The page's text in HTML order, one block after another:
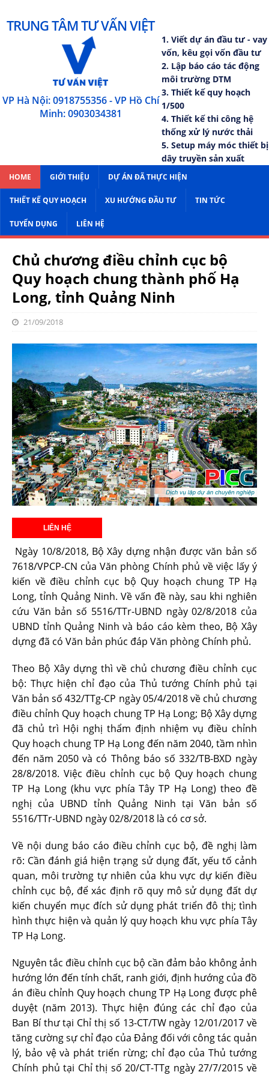
TRUNG TÂM TƯ VẤN VIỆT
VP Hà Nội: 0918755356 - VP Hồ Chí
Minh: 0903034381
1. Viết dự án đầu tư - vay
vốn, kêu gọi vốn đầu tư
2. Lập báo cáo tác động
môi trường DTM
3. Thiết kế quy hoạch
1/500
4. Thiết kế thi công hệ
thống xử lý nước thải
5. Setup máy móc thiết bị
dây truyền sản xuất
HOME GIỚI THIỆU DỰ ÁN ĐÃ THỰC HIỆN
THIẾT KẾ QUY HOẠCH XU HƯỚNG ĐẦU TƯ TIN TỨC
TUYỂN DỤNG LIÊN HỆ
Chủ chương điều chỉnh cục bộ
Quy hoạch chung thành phố Hạ
Long, tỉnh Quảng Ninh
21/09/2018
Ngày 10/8/2018, Bộ Xây dựng nhận được văn bản số
7618/VPCP-CN của Văn phòng Chính phủ về việc lấy ý
kiến về điều chỉnh cục bộ Quy hoạch chung TP Hạ
Long, tỉnh Quảng Ninh. Về vấn đề này, sau khi nghiên
cứu Văn bản số 5516/TTr-UBND ngày 02/8/2018 của
UBND tỉnh Quảng Ninh và báo cáo kèm theo, Bộ Xây
dựng đã có Văn bản phúc đáp Văn phòng Chính phủ.
Theo Bộ Xây dựng thì về chủ chương điều chỉnh cục
bộ: Thực hiện chỉ đạo của Thủ tướng Chính phủ tại
Văn bản số 432/TTg-CP ngày 05/4/2018 về chủ chương
điều chỉnh Quy hoạch chung TP Hạ Long; Bộ Xây dựng
đã chủ trì Hội nghị thẩm định nhiệm vụ điều chỉnh
Quy hoạch chung TP Hạ Long đến năm 2040, tầm nhìn
đến năm 2050 và có Thông báo số 332/TB-BXD ngày
28/8/2018. Việc điều chỉnh cục bộ Quy hoạch chung
TP Hạ Long (khu vực phía Tây TP Hạ Long) theo đề
nghị của UBND tỉnh Quảng Ninh tại Văn bản số
5516/TTr-UBND ngày 02/8/2018 là có cơ sở.
Về nội dung báo cáo điều chỉnh cục bộ, đề nghị làm
rõ: Cần đánh giá hiện trạng sử dụng đất, yếu tố cảnh
quan, môi trường tự nhiên của khu vực dự kiến điều
chỉnh cục bộ, để xác định rõ quy mô sử dụng đất dự
kiến chuyển mục đích sử dụng phát triển đô thị; tình
hình thực hiện và quản lý quy hoạch khu vực phía Tây
TP Hạ Long.
Nguyên tắc điều chỉnh cục bộ cần đảm bảo không ảnh
hướng lớn đến tính chất, ranh giới, định hướng của đồ
án điều chỉnh Quy hoạch chung TP Hạ Long được phê
duyệt (năm 2013). Thực hiện đúng các chỉ đạo của
Ban Bí thư tại Chỉ thị số 13-CT/TW ngày 12/01/2017 về
tăng cường sự chỉ đạo của Đảng đối với công tác quản
lý, bảo vệ và phát triển rừng; chỉ đạo của Thủ tướng
Chính phủ tại Chỉ thị số 20/CT-TTg ngày 27/7/2015 về